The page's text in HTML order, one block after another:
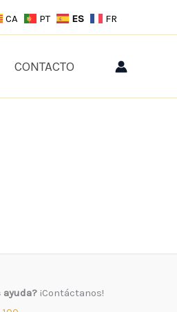
CA PT ES FR
CONTACTO
¡Contáctanos!